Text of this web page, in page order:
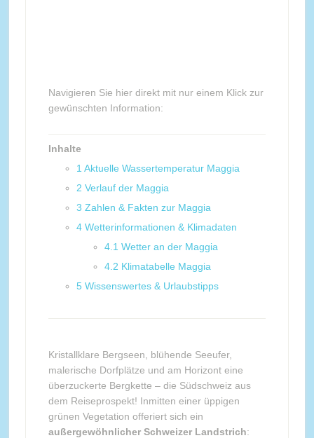
Navigieren Sie hier direkt mit nur einem Klick zur
gewünschten Information:
Inhalte
1 Aktuelle Wassertemperatur Maggia
2 Verlauf der Maggia
3 Zahlen & Fakten zur Maggia
4 Wetterinformationen & Klimadaten
4.1 Wetter an der Maggia
4.2 Klimatabelle Maggia
5 Wissenswertes & Urlaubstipps
Kristallklare Bergseen, blühende Seeufer,
malerische Dorfplätze und am Horizont eine
überzuckerte Bergkette – die Südschweiz aus
dem Reiseprospekt! Inmitten einer üppigen
grünen Vegetation offeriert sich ein
außergewöhnlicher Schweizer Landstrich: